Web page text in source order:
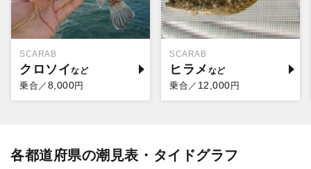
SCARAB
クロソイ
乗合／ 8,000円
SCARAB
ヒラメ
乗合／ 12,000円
各都道府県の潮見表・タイドグラフ